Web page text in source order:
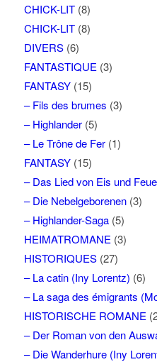
CHICK-LIT(8)
CHICK-LIT(8)
DIVERS(6)
FANTASTIQUE (3)
FANTASY(15)
– Fils des brumes (3)
– Highlander(5)
– Le Trône de Fer(1)
FANTASY(15)
– Das Lied von Eis und
– Die Nebelgeborenen(3)
– Highlander-Saga(5)
HEIMATROMANE (3)
HISTORIQUES(27)
– La catin (Iny Lorentz) (6)
– La saga des émigrants
HISTORISCHE ROMANE
– Der Roman von den
– Die Wanderhure (Iny